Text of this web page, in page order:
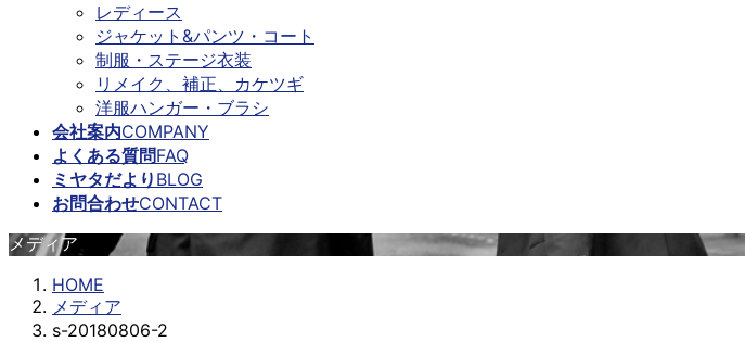
レディース
ジャケット&パンツ・コート
制服・ステージ衣装
リメイク、補正、カケツギ
洋服ハンガー・ブラシ
会社案内COMPANY
よくある質問FAQ
ミヤタだより BLOG
お問合わせCONTACT
メディア
HOME
メディア
s-20180806-2